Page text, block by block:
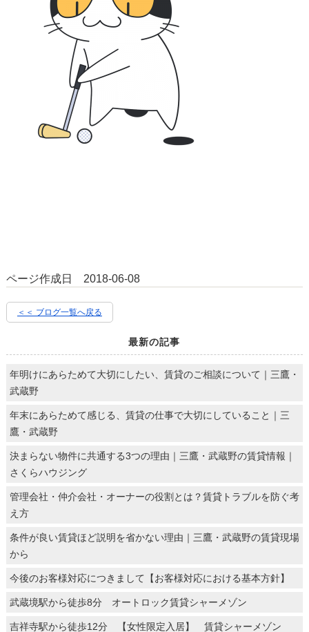
ページ作成日 2018-06-08
＜＜ ブログ一覧へ戻る
最新の記事
年明けにあらためて大切にしたい、賃貸のご相談について｜三鷹・
武蔵野
年末にあらためて感じる、賃貸の仕事で大切にしていること｜三
鷹・武蔵野
決まらない物件に共通する3つの理由｜三鷹・武蔵野の賃貸情報｜
さくらハウジング
管理会社・仲介会社・オーナーの役割とは？賃貸トラブルを防ぐ考
え方
条件が良い賃貸ほど説明を省かない理由｜三鷹・武蔵野の賃貸現場
から
今後のお客様対応につきまして【お客様対応における基本方針】
武蔵境駅から徒歩8分 オートロック賃貸シャーメゾン
吉祥寺駅から徒歩12分 【女性限定入居】 賃貸シャーメゾン